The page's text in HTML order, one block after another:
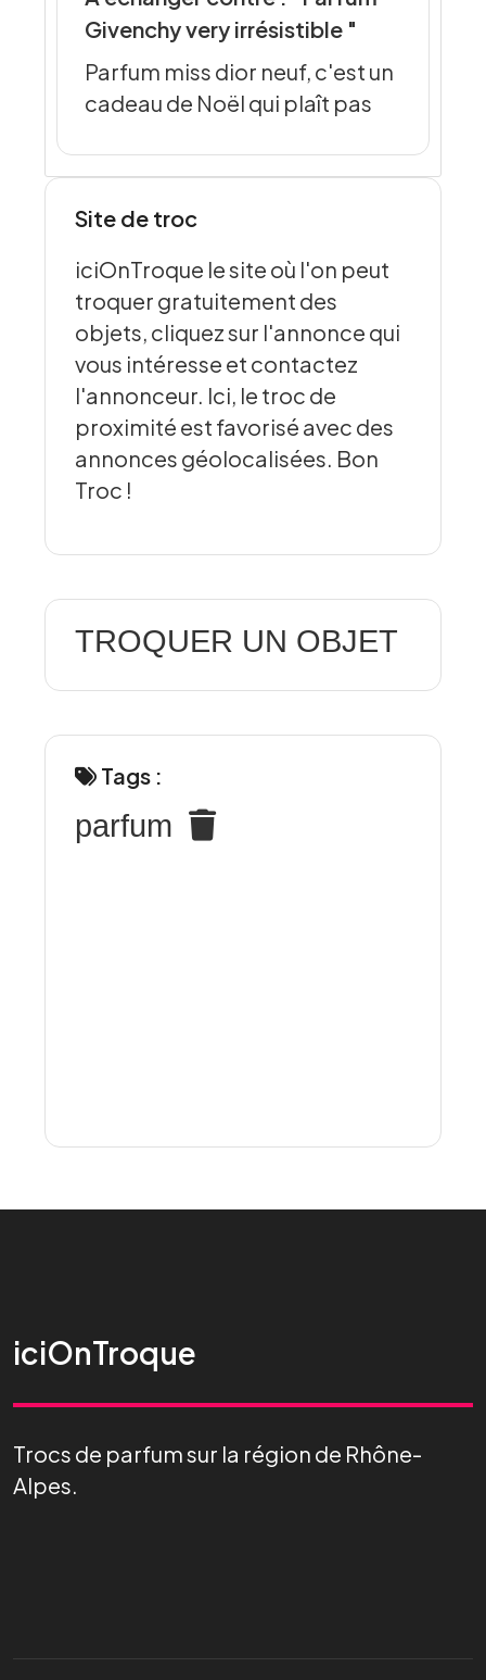
Givenchy very irrésistible "
Parfum miss dior neuf, c'est un
cadeau de Noël qui plaît pas
Site de troc
iciOnTroque le site où l'on peut
troquer gratuitement des
objets, cliquez sur l'annonce qui
vous intéresse et contactez
l'annonceur. Ici, le troc de
proximité est favorisé avec des
annonces géolocalisées. Bon
Troc !
TROQUER UN OBJET
Tags :
parfum
iciOnTroque
Trocs de parfum sur la région de Rhône-
Alpes.